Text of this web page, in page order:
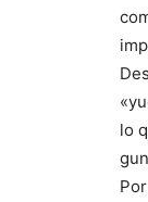
lo